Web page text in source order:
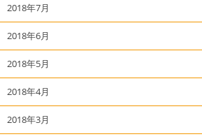
2018年7月
2018年6月
2018年5月
2018年4月
2018年3月